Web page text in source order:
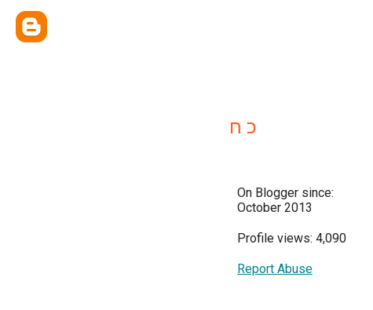
כ ח
On Blogger since:
October 2013
Profile views: 4,090
Report Abuse